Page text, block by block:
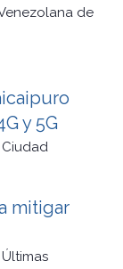
de
y 5G
Ciudad
mitigar
Últimas